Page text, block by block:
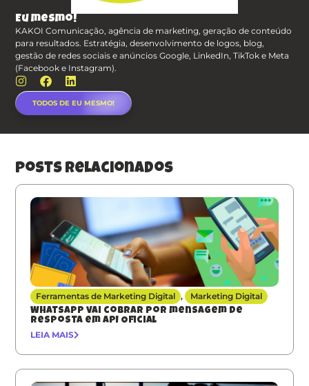
Eu mesmo!
KAKOI Comunicação, agência de marketing, geração de conteúdo
para resultados. Estratégia, desenvolvimento de logos, blog,
gestão de redes sociais e anúncios Google, LinkedIn, TikTok e Meta
(Facebook e Instagram).
TODOS DE EU MESMO!
posts relacionados
Ferramentas de Marketing Digital , Marketing Digital
Whatsapp vai cobrar por mensagem de
resposta em API Oficial
LEIA MAIS